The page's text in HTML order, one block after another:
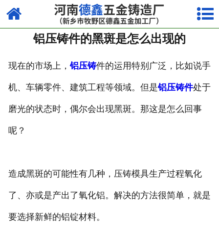
网站首页
走进我们
产品中心
荣誉资质
厂容厂貌
铝压铸件的黑斑是怎么出现的
现在的市场上，铝压铸件的运用特别广泛，比如说手
机、车辆零件、建筑工程等领域。但是铝压铸件处于
磨光的状态时，偶尔会出现黑斑。那这是怎么回事
呢？
造成黑斑的可能性有几种，压铸模具生产过程氧化
了、亦或是产出了氧化铝。解决的方法很简单，就是
要选择新鲜的铝锭材料。